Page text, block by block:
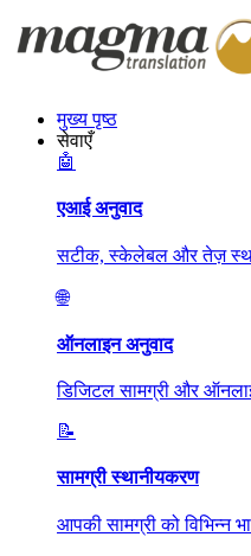
मुख्य पृष्ठ
सेवाएँ
🤖
एआई अनुवाद
सटीक, स्केलेबल और तेज़
🌐
ऑनलाइन अनुवाद
डिजिटल सामग्री और
📝
सामग्री स्थानीयकरण
आपकी सामग्री को